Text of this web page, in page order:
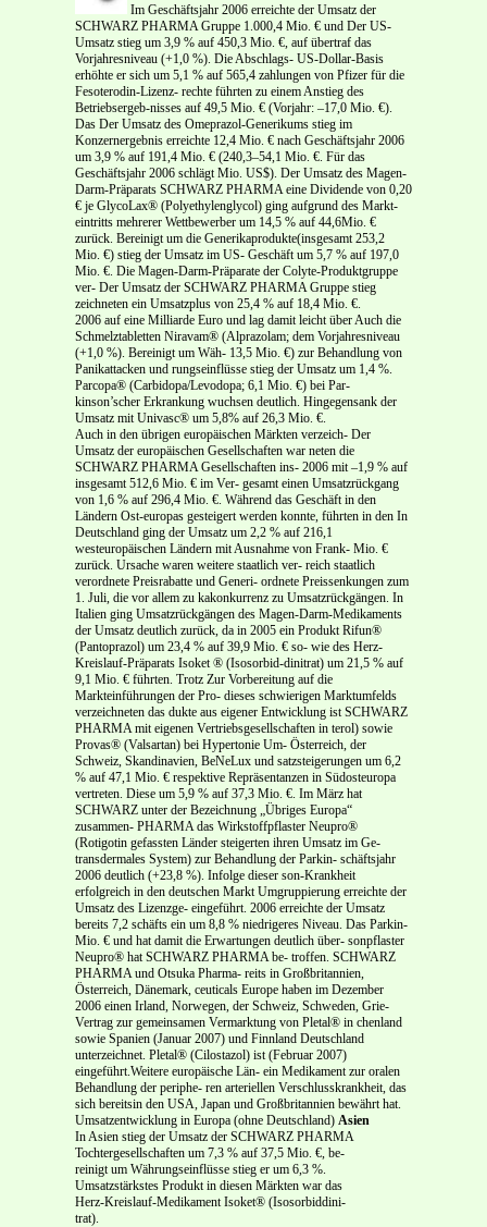
Im Geschäftsjahr 2006 erreichte der Umsatz der
SCHWARZ PHARMA Gruppe 1.000,4 Mio. € und Der US-
Umsatz stieg um 3,9 % auf 450,3 Mio. €, auf übertraf das
Vorjahresniveau (+1,0 %). Die Abschlags- US-Dollar-Basis
erhöhte er sich um 5,1 % auf 565,4 zahlungen von Pfizer für die
Fesoterodin-Lizenz- rechte führten zu einem Anstieg des
Betriebsergeb-nisses auf 49,5 Mio. € (Vorjahr: –17,0 Mio. €).
Das Der Umsatz des Omeprazol-Generikums stieg im
Konzernergebnis erreichte 12,4 Mio. € nach Geschäftsjahr 2006
um 3,9 % auf 191,4 Mio. € (240,3–54,1 Mio. €. Für das
Geschäftsjahr 2006 schlägt Mio. US$). Der Umsatz des Magen-
Darm-Präparats SCHWARZ PHARMA eine Dividende von 0,20
€ je GlycoLax® (Polyethylenglycol) ging aufgrund des Markt-
eintritts mehrerer Wettbewerber um 14,5 % auf 44,6Mio. €
zurück. Bereinigt um die Generikaprodukte(insgesamt 253,2
Mio. €) stieg der Umsatz im US- Geschäft um 5,7 % auf 197,0
Mio. €. Die Magen-Darm-Präparate der Colyte-Produktgruppe
ver- Der Umsatz der SCHWARZ PHARMA Gruppe stieg
zeichneten ein Umsatzplus von 25,4 % auf 18,4 Mio. €.
2006 auf eine Milliarde Euro und lag damit leicht über Auch die
Schmelztabletten Niravam® (Alprazolam; dem Vorjahresniveau
(+1,0 %). Bereinigt um Wäh- 13,5 Mio. €) zur Behandlung von
Panikattacken und rungseinflüsse stieg der Umsatz um 1,4 %.
Parcopa® (Carbidopa/Levodopa; 6,1 Mio. €) bei Par-
kinson’scher Erkrankung wuchsen deutlich. Hingegensank der
Umsatz mit Univasc® um 5,8% auf 26,3 Mio. €.
Auch in den übrigen europäischen Märkten verzeich- Der
Umsatz der europäischen Gesellschaften war neten die
SCHWARZ PHARMA Gesellschaften ins- 2006 mit –1,9 % auf
insgesamt 512,6 Mio. € im Ver- gesamt einen Umsatzrückgang
von 1,6 % auf 296,4 Mio. €. Während das Geschäft in den
Ländern Ost-europas gesteigert werden konnte, führten in den In
Deutschland ging der Umsatz um 2,2 % auf 216,1
westeuropäischen Ländern mit Ausnahme von Frank- Mio. €
zurück. Ursache waren weitere staatlich ver- reich staatlich
verordnete Preisrabatte und Generi- ordnete Preissenkungen zum
1. Juli, die vor allem zu kakonkurrenz zu Umsatzrückgängen. In
Italien ging Umsatzrückgängen des Magen-Darm-Medikaments
der Umsatz deutlich zurück, da in 2005 ein Produkt Rifun®
(Pantoprazol) um 23,4 % auf 39,9 Mio. € so- wie des Herz-
Kreislauf-Präparats Isoket ® (Isosorbid-dinitrat) um 21,5 % auf
9,1 Mio. € führten. Trotz Zur Vorbereitung auf die
Markteinführungen der Pro- dieses schwierigen Marktumfelds
verzeichneten das dukte aus eigener Entwicklung ist SCHWARZ
PHARMA mit eigenen Vertriebsgesellschaften in terol) sowie
Provas® (Valsartan) bei Hypertonie Um- Österreich, der
Schweiz, Skandinavien, BeNeLux und satzsteigerungen um 6,2
% auf 47,1 Mio. € respektive Repräsentanzen in Südosteuropa
vertreten. Diese um 5,9 % auf 37,3 Mio. €. Im März hat
SCHWARZ unter der Bezeichnung „Übriges Europa“
zusammen- PHARMA das Wirkstoffpflaster Neupro®
(Rotigotin gefassten Länder steigerten ihren Umsatz im Ge-
transdermales System) zur Behandlung der Parkin- schäftsjahr
2006 deutlich (+23,8 %). Infolge dieser son-Krankheit
erfolgreich in den deutschen Markt Umgruppierung erreichte der
Umsatz des Lizenzge- eingeführt. 2006 erreichte der Umsatz
bereits 7,2 schäfts ein um 8,8 % niedrigeres Niveau. Das Parkin-
Mio. € und hat damit die Erwartungen deutlich über- sonpflaster
Neupro® hat SCHWARZ PHARMA be- troffen. SCHWARZ
PHARMA und Otsuka Pharma- reits in Großbritannien,
Österreich, Dänemark, ceuticals Europe haben im Dezember
2006 einen Irland, Norwegen, der Schweiz, Schweden, Grie-
Vertrag zur gemeinsamen Vermarktung von Pletal® in chenland
sowie Spanien (Januar 2007) und Finnland Deutschland
unterzeichnet. Pletal® (Cilostazol) ist (Februar 2007)
eingeführt.Weitere europäische Län- ein Medikament zur oralen
Behandlung der periphe- ren arteriellen Verschlusskrankheit, das
sich bereitsin den USA, Japan und Großbritannien bewährt hat.
Umsatzentwicklung in Europa (ohne Deutschland) Asien
In Asien stieg der Umsatz der SCHWARZ PHARMA
Tochtergesellschaften um 7,3 % auf 37,5 Mio. €, be-
reinigt um Währungseinflüsse stieg er um 6,3 %.
Umsatzstärkstes Produkt in diesen Märkten war das
Herz-Kreislauf-Medikament Isoket® (Isosorbiddini-
trat).